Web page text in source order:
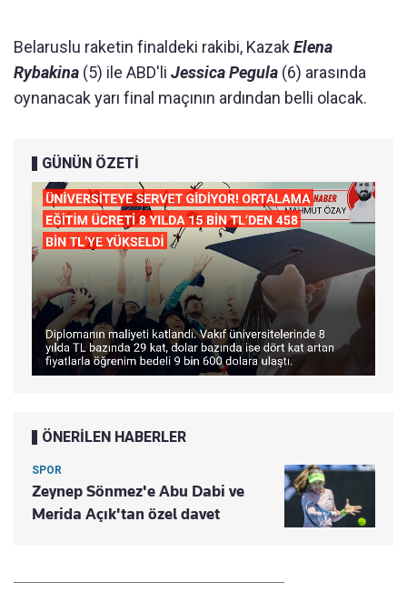
Belaruslu raketin finaldeki rakibi, KazakElena
Rybakina (5) ile ABD'li Jessica Pegula (6) arasında
oynanacak yarı final maçının ardından belli olacak.
GÜNÜN ÖZETİ
ÖNERİLEN HABERLER
SPOR
Zeynep Sönmez'e Abu Dabi ve
Merida Açık'tan özel davet